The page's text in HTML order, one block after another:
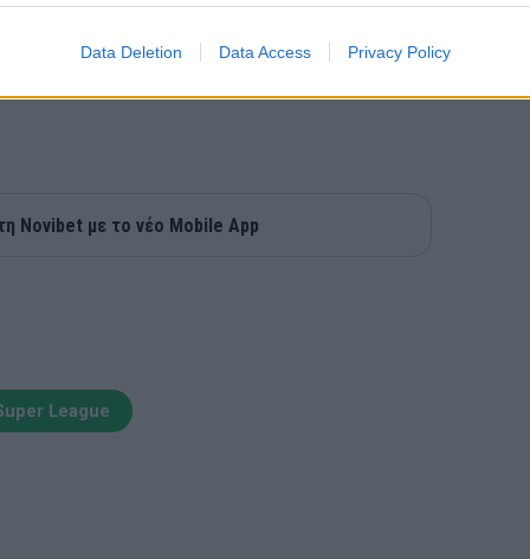
Data Deletion Data Access Privacy Policy
Novibet με το νέο Mobile App
League